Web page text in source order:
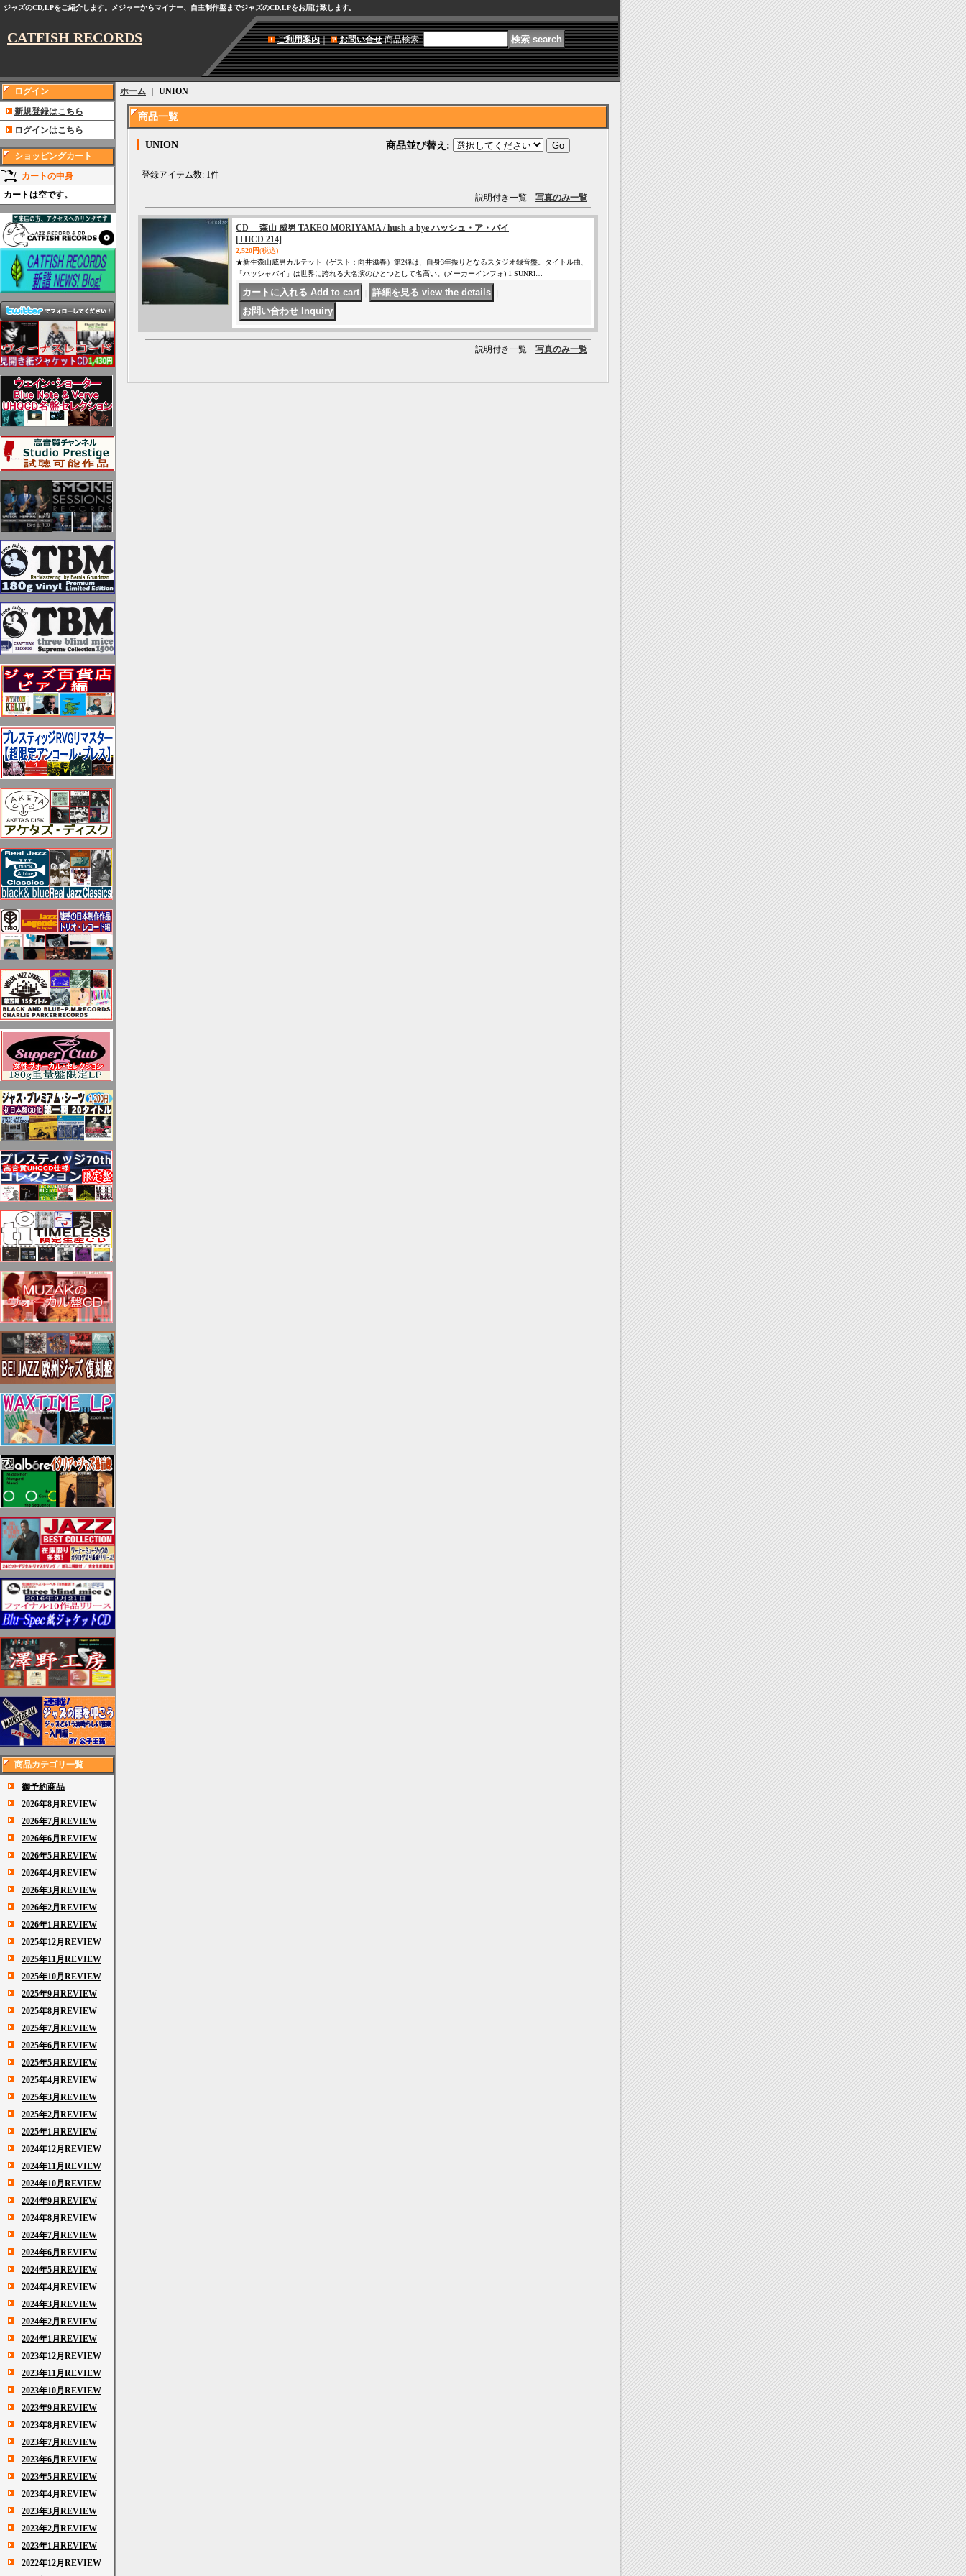
ジャズのCD,LPをご紹介します。メジャーからマイナー、自主制作盤までジャズのCD,LPをお届け致します。
CATFISH RECORDS ご利用案内｜ お問い合せ 商品検索:
ログイン
新規登録はこちら
ログインはこちら
ショッピングカート
カートの中身
カートは空です。
商品カテゴリ一覧
御予約商品
2026年8月REVIEW
2026年7月REVIEW
2026年6月REVIEW
2026年5月REVIEW
2026年4月REVIEW
2026年3月REVIEW
2026年2月REVIEW
2026年1月REVIEW
2025年12月REVIEW
2025年11月REVIEW
2025年10月REVIEW
2025年9月REVIEW
2025年8月REVIEW
2025年7月REVIEW
2025年6月REVIEW
2025年5月REVIEW
2025年4月REVIEW
2025年3月REVIEW
2025年2月REVIEW
2025年1月REVIEW
2024年12月REVIEW
2024年11月REVIEW
2024年10月REVIEW
2024年9月REVIEW
2024年8月REVIEW
2024年7月REVIEW
2024年6月REVIEW
2024年5月REVIEW
2024年4月REVIEW
2024年3月REVIEW
2024年2月REVIEW
2024年1月REVIEW
2023年12月REVIEW
2023年11月REVIEW
2023年10月REVIEW
2023年9月REVIEW
2023年8月REVIEW
2023年7月REVIEW
2023年6月REVIEW
2023年5月REVIEW
2023年4月REVIEW
2023年3月REVIEW
2023年2月REVIEW
2023年1月REVIEW
2022年12月REVIEW
ホーム UNION
商品一覧
UNION 商品並び替え :
登録アイテム数: 1件
説明付き一覧 写真のみ一覧
CD 森山 威男 TAKEO MORIYAMA / hush-a-bye ハッシュ・ア・バイ
[THCD 214]
2,520円(税込)
★新生森山威男カルテット（ゲスト：向井滋春）第2弾は、自身3年振りとなるスタジオ録音盤。タイトル曲、
「ハッシャバイ」は世界に誇れる大名演のひとつとして名高い。(メーカーインフォ) 1 SUNRI…
説明付き一覧 写真のみ一覧